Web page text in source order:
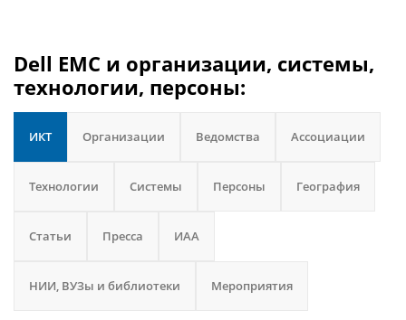
Dell EMC и организации, системы,
технологии, персоны:
ИКТ Организации Ведомства Ассоциации
Технологии Системы Персоны География
Статьи Пресса ИАА
НИИ, ВУЗы и библиотеки Мероприятия